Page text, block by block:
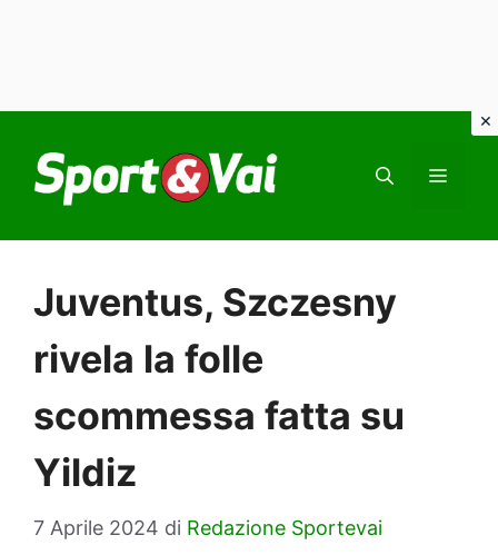
contenuto
Juventus, Szczesny
rivela la folle
scommessa fatta su
Yildiz
7 Aprile 2024 di Redazione Sportevai